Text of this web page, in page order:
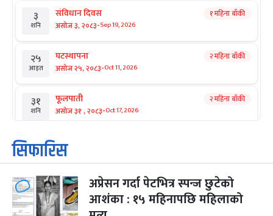
३
शनि
संविधान दिवस
असोज ३, २०८३-Sep 19, 2026
१ महिना बाँकी
२५
आइत
घटस्थापना
असोज २५, २०८३-Oct 11, 2026
२ महिना बाँकी
३१
शनि
फूलपाती
असोज ३१ , २०८३-Oct 17, 2026
२ महिना बाँकी
१
आइत
कार्तिक सङ्क्रान्ति
कार्तिक १, २०८३
३
मंगल
महानवमी
कार्तिक ३, २०८३-Oct 20, 2026
२ महिना बाँकी
सिफारिस
अप्रेसन गर्दा पेटभित्र स्पन्ज छुटेको
आशंका : १५ महिनापछि महिलाको